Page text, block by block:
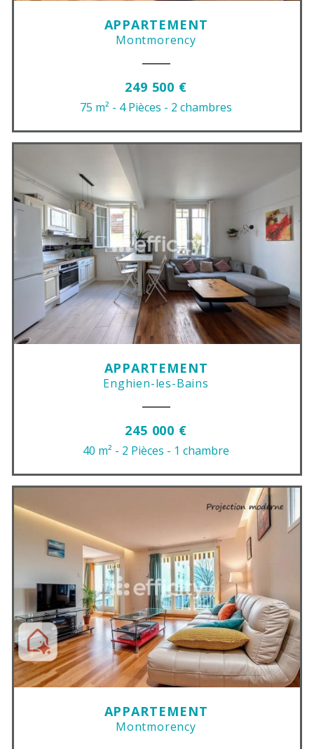
APPARTEMENT
Montmorency
249 500 €
75 m² - 4 Pièces - 2 chambres
APPARTEMENT
Enghien-les-Bains
245 000 €
40 m² - 2 Pièces - 1 chambre
APPARTEMENT
Montmorency